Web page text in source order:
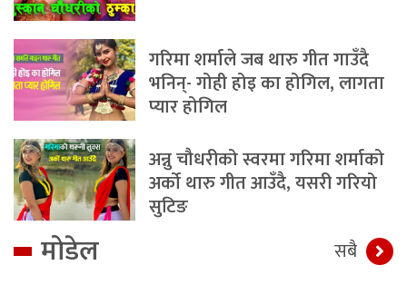
गरिमा शर्माले जब थारु गीत गाउँदै
भनिन्- गोही होइ का होगिल, लागता
प्यार होगिल
अन्नु चौधरीको स्वरमा गरिमा शर्माको
अर्को थारु गीत आउँदै, यसरी गरियो
सुटिङ
मोडेल सबै